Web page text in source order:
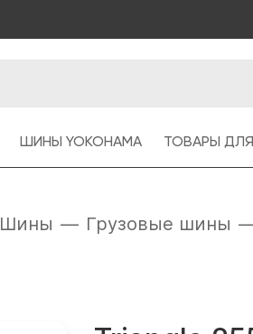
ШИНЫ YOKOHAMA ТОВАРЫ ДЛЯ
Шины — Грузовые шины